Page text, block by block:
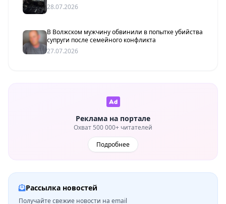
28.07.2026
В Волжском мужчину обвинили в попытке убийства
супруги после семейного конфликта
27.07.2026
Реклама на портале
Охват 500 000+ читателей
Подробнее
Рассылка новостей
Получайте свежие новости на email